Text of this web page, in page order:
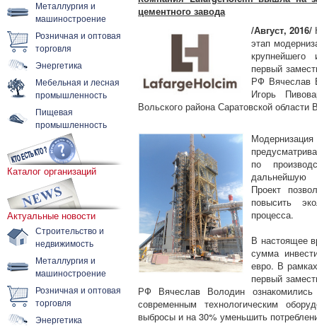
Металлургия и
машиностроение
Розничная и оптовая
торговля
Энергетика
Мебельная и лесная
промышленность
Пищевая
промышленность
Каталог организаций
Актуальные новости
Строительство и
недвижимость
Металлургия и
машиностроение
Розничная и оптовая
торговля
Энергетика
цементного завода
/Август, 2016/
этап
крупнейшего
первый
РФ Вячеслав
Игорь
Вольского района Саратовской области
Модернизация
по
дальнейшую
Проект
повысить
процесса.
В настоящее
сумма
евро. В
первый
РФ Вячеслав Володин
современным технологическим
выбросы и на 30% уменьшить